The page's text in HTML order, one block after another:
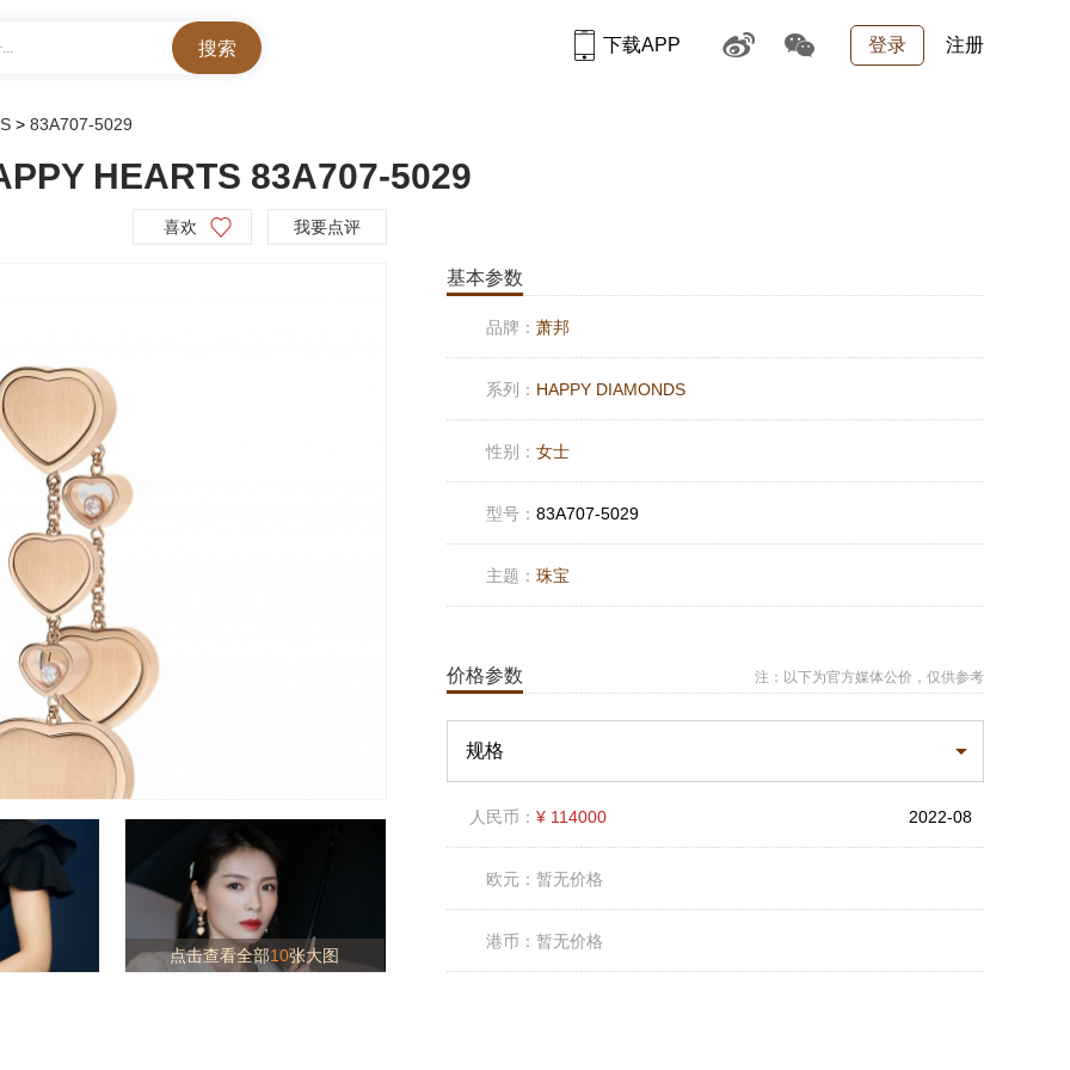
登录 注册
下载APP
> 83A707-5029
HEARTS 83A707-5029
喜欢 我要点评
点击查看全部10张大图
基本参数
品牌： 萧邦
系列： HAPPY DIAMONDS
性别： 女士
型号： 83A707-5029
主题： 珠宝
价格参数 注：以下为官方媒体公价，仅供参考
规格
人民币： ¥ 114000 2022-08
欧元： 暂无价格
港币： 暂无价格